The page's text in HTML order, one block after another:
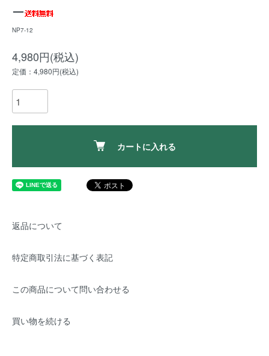
ー
NP7-12
4,980円(税込)
定価：4,980円(税込)
カートに入れる
返品について
特定商取引法に基づく表記
この商品について問い合わせる
買い物を続ける